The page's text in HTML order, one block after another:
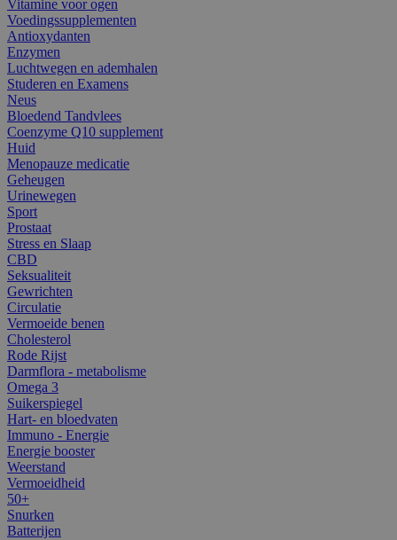
Vitamine voor ogen
Voedingssupplementen
Antioxydanten
Enzymen
Luchtwegen en ademhalen
Studeren en Examens
Neus
Bloedend Tandvlees
Coenzyme Q10 supplement
Huid
Menopauze medicatie
Geheugen
Urinewegen
Sport
Prostaat
Stress en Slaap
CBD
Seksualiteit
Gewrichten
Circulatie
Vermoeide benen
Cholesterol
Rode Rijst
Darmflora - metabolisme
Omega 3
Suikerspiegel
Hart- en bloedvaten
Immuno - Energie
Energie booster
Weerstand
Vermoeidheid
50+
Snurken
Batterijen